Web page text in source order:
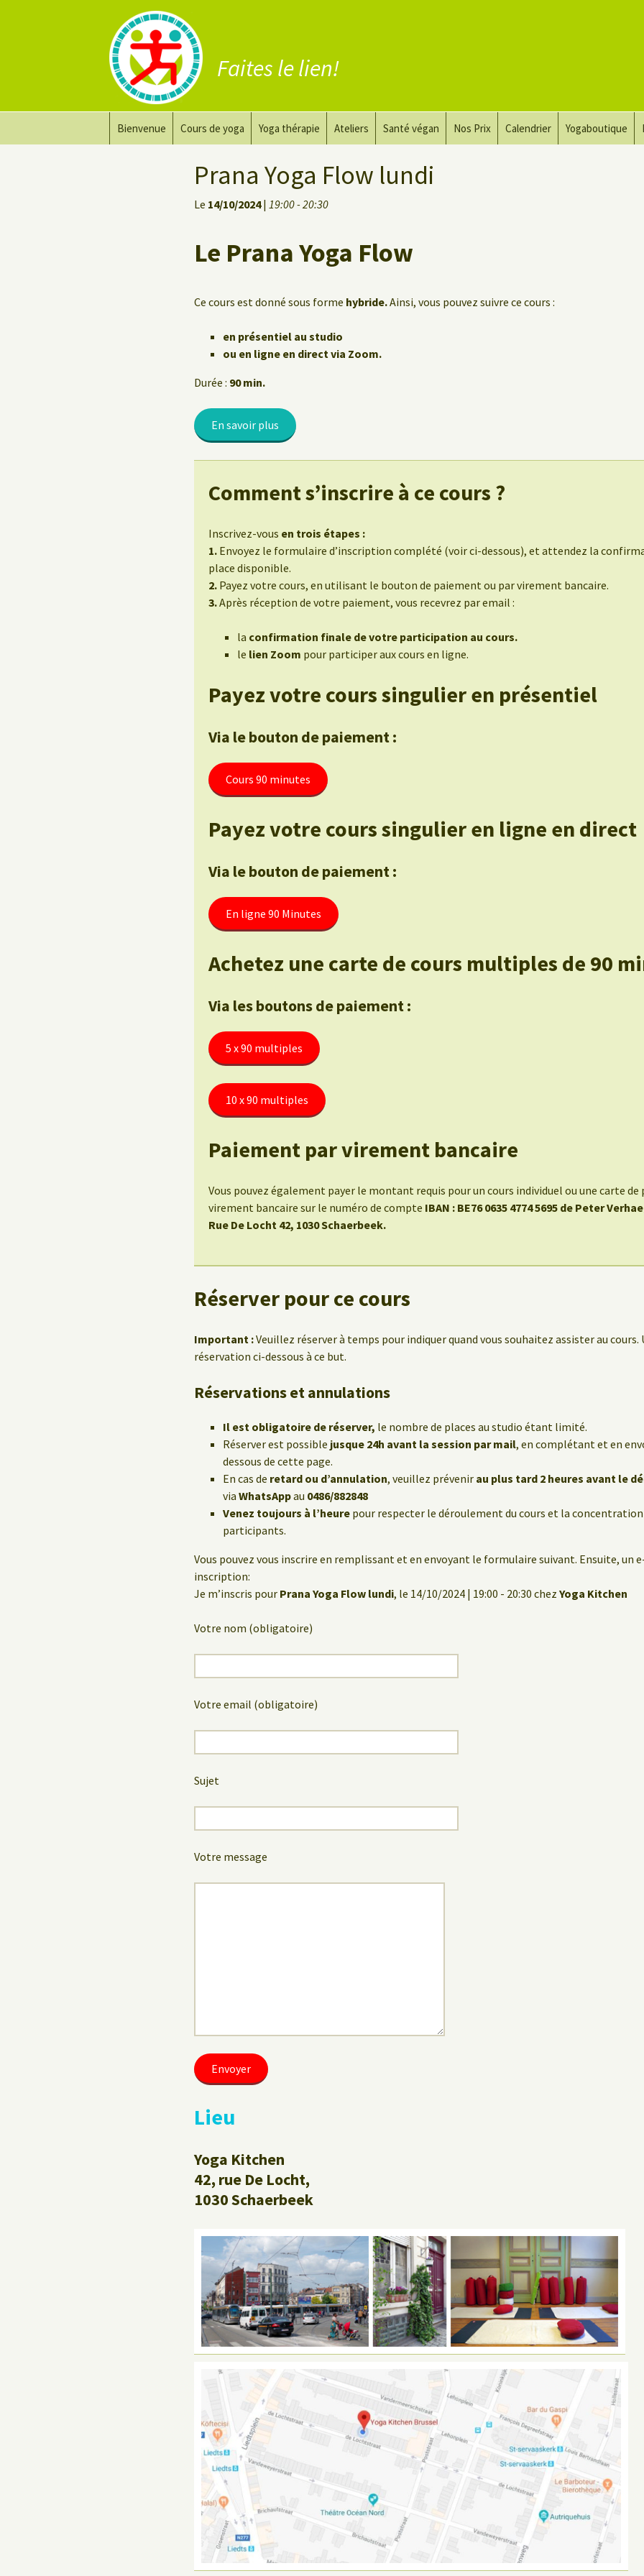
Faites le lien!
Bienvenue Cours de yoga
Yoga de récupération
Yoga thérapie
Le yoga pour guérir
Ateliers Santé végan Nos Prix Calendrier Yogaboutique
Prana Yoga Flow lundi
Le 14/10/2024| 19:00 - 20:30
Le Prana Yoga Flow
Ce cours est donné sous forme hybride.Ainsi, vous pouvez suivre ce cours :
en présentiel au studio
ou en ligne en direct via Zoom.
Durée : 90 min.
En savoir plus
Comment s’inscrire à ce cours ?
Inscrivez-vous en trois étapes :
1. Envoyez le formulaire d’inscription complété (voir ci-dessous), et attendez la
place disponible.
2. Payez votre cours, en utilisant le bouton de paiement ou par virement bancaire.
3.Après réception de votre paiement, vous recevrez par email :
la confirmation finale de votre participation au cours.
le lien Zoom pour participer aux cours en ligne.
Payez votre cours singulier en présentiel
Via le bouton de paiement :
Cours 90 minutes
Payez votre cours singulier en ligne en direct
Via le bouton de paiement :
En ligne 90 Minutes
Achetez une carte de cours multiples de 90
Via les boutons de paiement :
5 x 90 multiples
10 x 90 multiples
Paiement par virement bancaire
Vous pouvez également payer le montant requis pour un cours individuel ou une carte de
virement bancaire sur le numéro de compte IBAN : BE76 0635 4774 5695 de Peter
Rue De Locht 42, 1030 Schaerbeek.
Réserver pour ce cours
Important :Veuillez réserver à temps pour indiquer quand vous souhaitez assister au
réservation ci-dessous à ce but.
Réservations et annulations
Il est obligatoire de réserver, le nombre de places au studio étant limité.
Réserver est possible jusque 24h avant la session par mail, en complétant et en
dessous de cette page.
En cas de retard ou d’annulation, veuillez prévenir au plus tard 2 heures avant le
via WhatsAppau 0486/882848
Venez toujours à l’heure pour respecter le déroulement du cours et la concentration
participants.
Vous pouvez vous inscrire en remplissant et en envoyant le formulaire suivant. Ensuite, un
inscription:
Je m’inscris pour Prana Yoga Flow lundi, le 14/10/2024 | 19:00 - 20:30 chez Yoga Kitchen
Votre nom (obligatoire)
Votre email (obligatoire)
Sujet
Votre message
Lieu
Yoga Kitchen
42, rue De Locht,
1030 Schaerbeek